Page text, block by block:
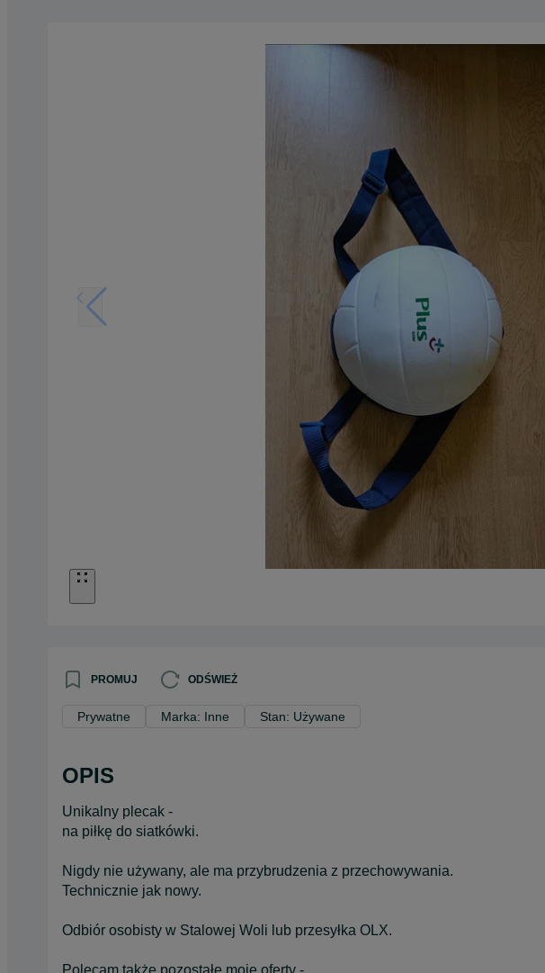
PROMUJ ODŚWIEŻ
Prywatne Marka: Inne Stan: Używane
OPIS
Unikalny plecak -
na piłkę do siatkówki.
Nigdy nie używany, ale ma przybrudzenia z przechowywania.
Technicznie jak nowy.
Odbiór osobisty w Stalowej Woli lub przesyłka OLX.
Polecam także pozostałe moje oferty -